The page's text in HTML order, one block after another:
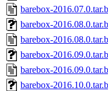
barebox-
barebox-
barebox-
barebox-
barebox-
barebox-